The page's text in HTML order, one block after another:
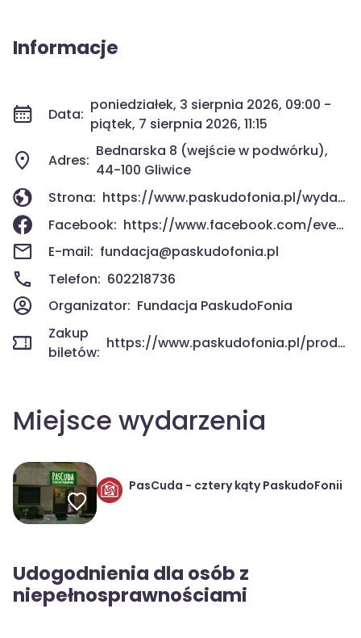
Informacje
Data:
poniedziałek, 3 sierpnia 2026, 09:00 -
piątek, 7 sierpnia 2026, 11:15
Adres:
Bednarska 8 (wejście w podwórku),
44-100 Gliwice
Strona:
https://www.paskudofonia.pl/wydarzenia/letnie-indywidualne-kursy-gry-na-ukulele-gitarze-gitarze-elektrycznej-dla-dzieci-mlodziezy-doroslych/
Facebook:
https://www.facebook.com/events/2091826128066108/
E-mail: fundacja@paskudofonia.pl
Telefon: 602218736
Organizator: Fundacja PaskudoFonia
Zakup
biletów:
https://www.paskudofonia.pl/produkt/letnie-indywidualne-kursy-gry-na-ukulele-gitarze-gitarze-elektrycznej/
Miejsce wydarzenia
PasCuda - cztery kąty PaskudoFonii
Udogodnienia dla osób z
niepełnosprawnościami